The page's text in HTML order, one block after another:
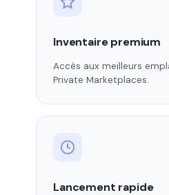
Inventaire premium
Accès aux meilleurs
Private Marketplaces.
Lancement rapide